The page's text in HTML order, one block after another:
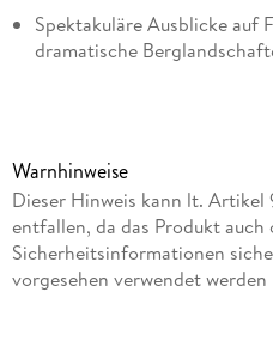
Spektakuläre Ausblicke auf
dramatische
Tief eingeschnittene Fjorde,
spektakuläre
Inselreich von monumentaler
wandert, entdeckt stille Pfade,
unvergleichliche Magie des
Warnhinweise
Dieser Hinweis kann lt. Artikel
entfallen, da das Produkt auch
Sicherheitsinformationen
vorgesehen verwendet werden